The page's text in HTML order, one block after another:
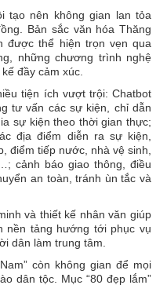
tạo nên không gian lan tỏa
Bản sắc văn hóa Thăng
được thể hiện trọn vẹn qua
những chương trình nghệ
đầy cảm xúc.
tiện ích vượt trội: Chatbot
tư vấn các sự kiện, chỉ dẫn
sự kiện theo thời gian thực;
địa điểm diễn ra sự kiện,
điểm tiếp nước, nhà vệ sinh,
cảnh báo giao thông, điều
an toàn, tránh ùn tắc và
và thiết kế nhân văn giúp
nền tảng hướng tới phục vụ
dân làm trung tâm.
còn không gian để mọi
dân tộc. Mục “80 đẹp lắm”